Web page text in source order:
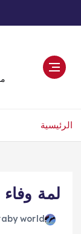
الرئيسية
لمة
world